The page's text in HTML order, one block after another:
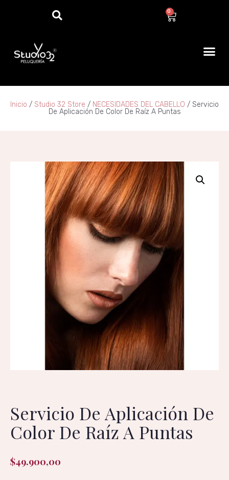
0
Inicio / Studio 32 Store / NECESIDADES DEL CABELLO / Servicio
De Aplicación De Color De Raíz A Puntas
Servicio De Aplicación De
Color De Raíz A Puntas
$49.900,00